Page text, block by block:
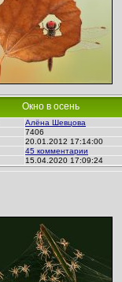
Окно в осень
Алёна Шевцова
7406
20.01.2012 17:14:00
45 комментарии
15.04.2020 17:09:24